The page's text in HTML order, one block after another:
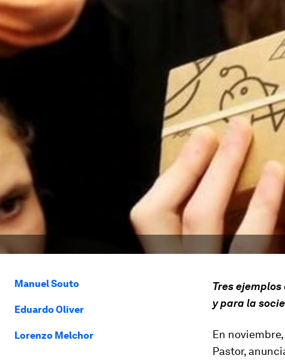
Manuel Souto
Eduardo Oliver
Lorenzo Melchor
Tres
y para la
En
Pastor,